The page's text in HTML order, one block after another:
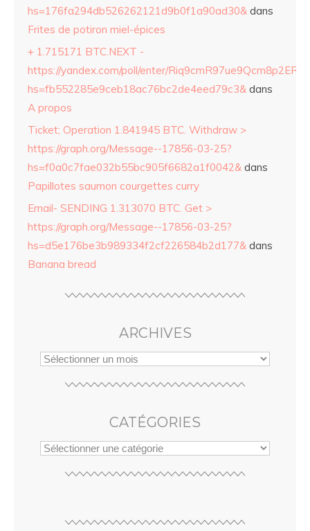
hs=176fa294db526262121d9b0f1a90ad30& dans
Frites de potiron miel-épices
+ 1.715171 BTC.NEXT -
https://yandex.com/poll/enter/
hs=fb552285e9ceb18ac76bc2de4eed79c3& dans
A propos
Ticket; Operation 1.841945 BTC. Withdraw >
https://graph.org/Message--17856-03-25?
hs=f0a0c7fae032b55bc905f6682a1f0042& dans
Papillotes saumon courgettes curry
Email- SENDING 1.313070 BTC. Get >
https://graph.org/Message--17856-03-25?
hs=d5e176be3b989334f2cf226584b2d177& dans
Banana bread
ARCHIVES
CATÉGORIES